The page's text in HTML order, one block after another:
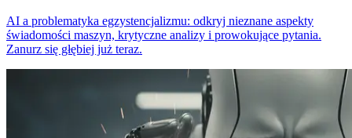
AI a problematyka egzystencjalizmu: odkryj nieznane aspekty
świadomości maszyn, krytyczne analizy i prowokujące pytania.
Zanurz się głębiej już teraz.